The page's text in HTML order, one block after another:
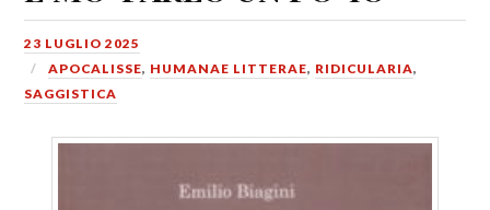
23 LUGLIO 2025
APOCALISSE, HUMANAE LITTERAE, RIDICULARIA,
SAGGISTICA